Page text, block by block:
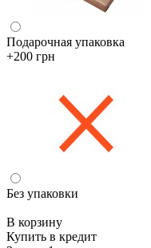
Подарочная упаковка
+200 грн
Без упаковки
В корзину
Купить в кредит